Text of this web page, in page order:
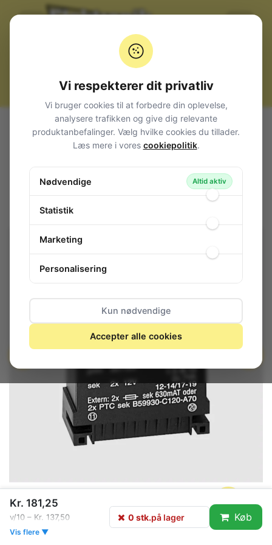
Alle produkter
Strømforsyninger Transformatorer
Transformatorer
Støbte
Flade trafoer
Transformer 18VA 2x115V 2x12V 2x750mA
Transformer 18VA 2x115V 2x12V
103-263 / BVUI3940087
0 stk.
Kr. 181,25
v/10 – Kr. 137,50
Vis flere ▼
0 stk.på lager Køb
Vi respekterer dit privatliv
Vi bruger cookies til at forbedre din oplevelse,
analysere trafikken og give dig relevante
produktanbefalinger. Vælg hvilke cookies du tillader.
Læs mere i vores cookiepolitik.
Nødvendige Altid aktiv
Statistik
Marketing
Personalisering
Kun nødvendige
Accepter alle cookies